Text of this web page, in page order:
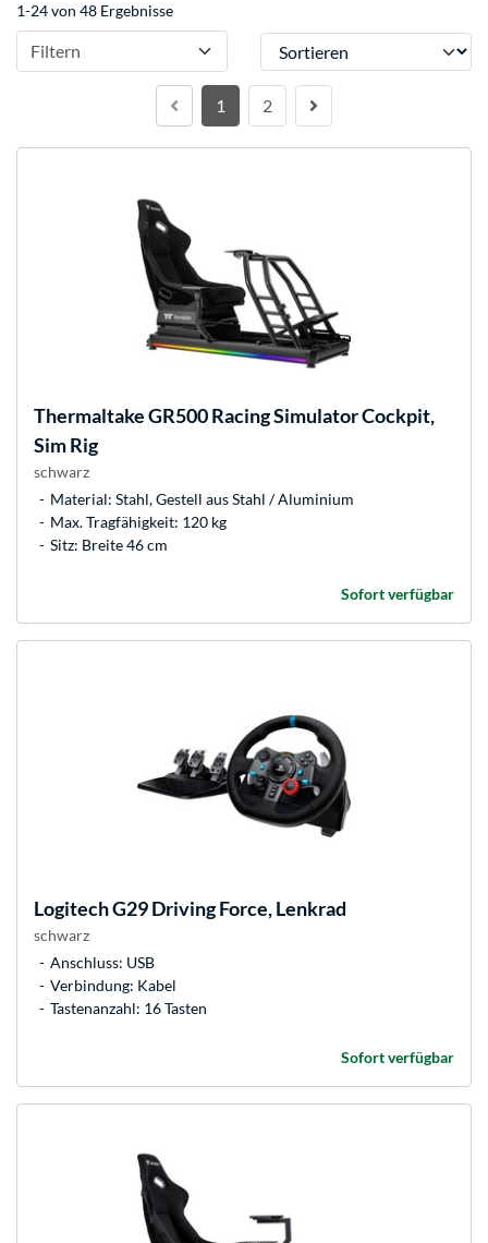
1-24 von 48 Ergebnisse
Filtern Sortieren
1 2
ThermaltakeGR500 Racing Simulator Cockpit,
Sim Rig
schwarz
Material: Stahl, Gestell aus Stahl / Aluminium
Max. Tragfähigkeit: 120 kg
Sitz: Breite 46 cm
Sofort verfügbar
LogitechG29 Driving Force, Lenkrad
schwarz
Anschluss: USB
Verbindung: Kabel
Tastenanzahl: 16 Tasten
Sofort verfügbar